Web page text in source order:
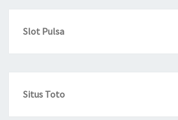
Slot Pulsa
Situs Toto